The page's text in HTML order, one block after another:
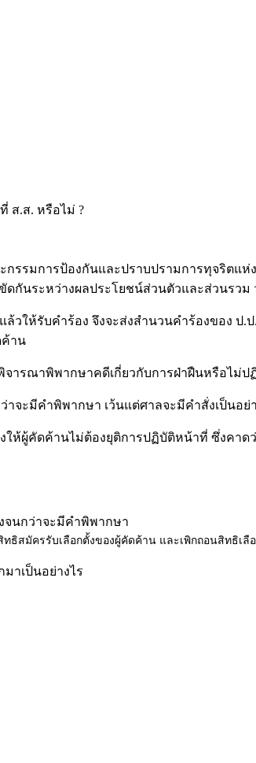
รรมการป้องกันและปราบปรามการทุจริตแ
กันระหว่างผลประโยชน์ส่วนตัวและส่วนรวม
ห้รับคำร้อง จึงจะส่งสำนวนคำร้องของ ป.
ค้าน
ารณาพิพากษาคดีเกี่ยวกับการฝ่าฝืนหรือไม่
ะมีคำพิพากษา เว้นแต่ศาลจะมีคำสั่งเป็นอย่
ห้ผู้คัดค้านไม่ต้องยุติการปฏิบัติหน้าที่ ซึ่งคา
นกว่าจะมีคำพิพากษา
มัครรับเลือกตั้งของผู้คัดค้าน และเพิกถอนสิทธิเลือ
าเป็นอย่างไร